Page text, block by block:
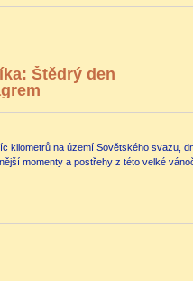
Štědrý den
kilometrů na území Sovětského svazu,
momenty a postřehy z této velké